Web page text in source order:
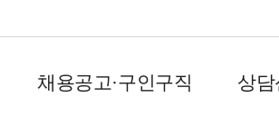
채용공고·구인구직 상